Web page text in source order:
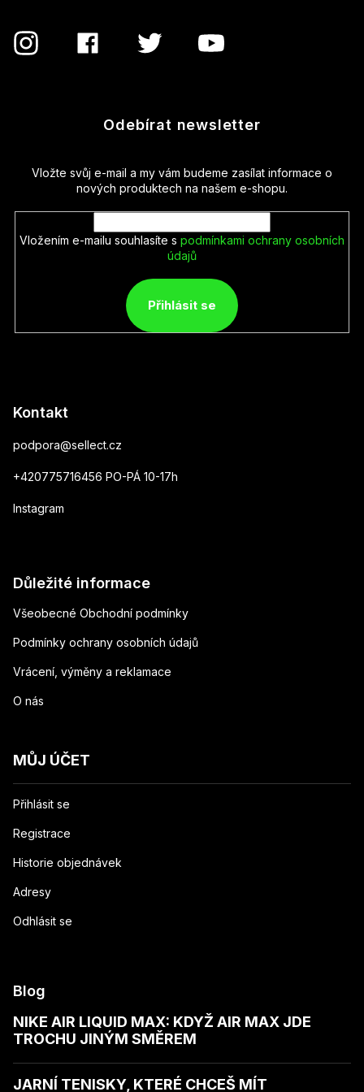
Odebírat newsletter
Vložte svůj e-mail a my vám budeme zasílat informace o
nových produktech na našem e-shopu.
Vložením e-mailu souhlasíte s podmínkami ochrany osobních
údajů
Přihlásit se
Kontakt
podpora@sellect.cz
+420775716456 PO-PÁ 10-17h
Instagram
Důležité informace
Všeobecné Obchodní podmínky
Podmínky ochrany osobních údajů
Vrácení, výměny a reklamace
O nás
MŮJ ÚČET
Přihlásit se
Registrace
Historie objednávek
Adresy
Odhlásit se
Blog
NIKE AIR LIQUID MAX: KDYŽ AIR MAX JDE
TROCHU JINÝM SMĚREM
JARNÍ TENISKY, KTERÉ CHCEŠ MÍT